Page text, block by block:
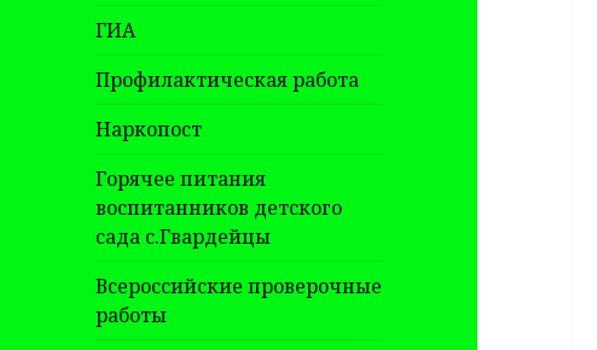
ГИА
Профилактическая работа
Наркопост
Горячее питания
воспитанников детского
сада с.Гвардейцы
Всероссийские проверочные
работы